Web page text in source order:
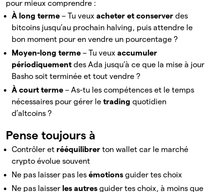
pour mieux comprendre :
À long terme – Tu veux acheter et conserver des
bitcoins jusqu’au prochain halving, puis attendre le
bon moment pour en vendre un pourcentage ?
Moyen-long terme – Tu veux accumuler
périodiquement des Ada jusqu’à ce que la mise à jour
Basho soit terminée et tout vendre ?
À court terme – As-tu les compétences et le temps
nécessaires pour gérer le trading quotidien
d’altcoins ?
Pense toujours à
Contrôler et rééquilibrer ton wallet car le marché
crypto évolue souvent
Ne pas laisser pas les émotions guider tes choix
Ne pas laisser les autres guider tes choix, à moins que